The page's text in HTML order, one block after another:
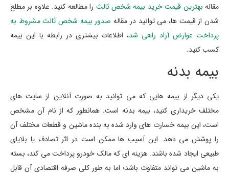
مقاله بهترین قیمت خرید بیمه شخص ثالث را مطالعه کنید. علاوه بر مطلع
شدن از قیمت ها، می توانید در مقاله صدور بیمه شخص ثالث مشروط به
پرداخت عوارض آزاد راهی شد، اطلاعات بیشتری در رابطه با این بیمه
کسب کنید.
بیمه بدنه
یکی دیگر از بیمه هایی که می توانید به صورت آنلاین از سایت های
مختلف خریداری کنید، بیمه بدنه است. همانطور که از نام آن مشخص
است، این بیمه خسارت های وارد شده به بنده ماشین و قطعات مختلف آن
را پوشش می دهد. این آسیب ها ممکن است در اثر تصادف یا بلایای
طبیعی ایجاد شده باشند. هزینه ای که مالک خودرو پرداخت می کند، بسته
به ماشین می تواند متفاوت باشد؛ اما به طور کلی صرفه اقتصادی آن قابل